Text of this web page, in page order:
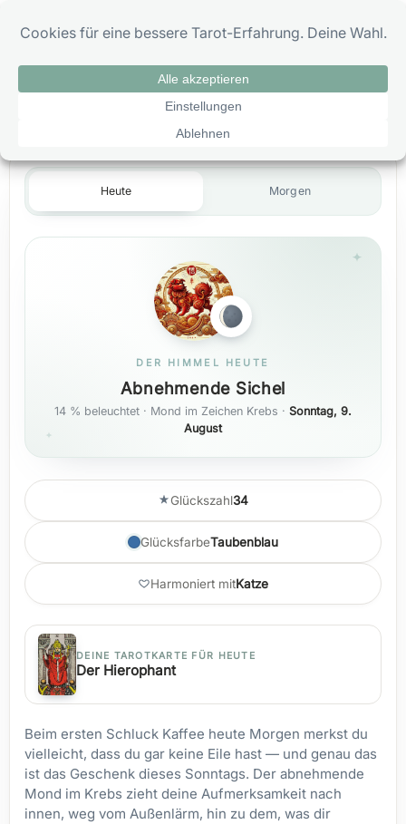
Inhalt
Tageshoroskop Hund Heute
Heute Morgen
DER HIMMEL HEUTE
Abnehmende Sichel
14 % beleuchtet · Mond im Zeichen Krebs · Sonntag, 9.
August
Glückszahl34
GlücksfarbeTaubenblau
Harmoniert mitKatze
DEINE TAROTKARTE FÜR HEUTE
Der Hierophant
Beim ersten Schluck Kaffee heute Morgen merkst du
vielleicht, dass du gar keine Eile hast — und genau das
ist das Geschenk dieses Sonntags. Der abnehmende
Mond im Krebs zieht deine Aufmerksamkeit nach
innen, weg vom Außenlärm, hin zu dem, was dir